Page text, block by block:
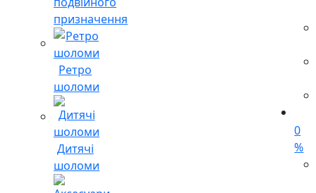
призначення
Ретро
шоломи
Дитячі
шоломи
0
%